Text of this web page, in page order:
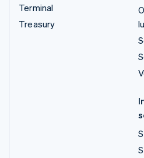
Terminal
Treasury